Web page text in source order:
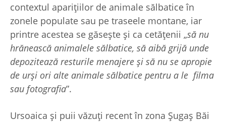
contextul aparițiilor de animale sălbatice în
zonele populate sau pe traseele montane, iar
printre acestea se găsește și ca cetățenii „să nu
hrănească animalele sălbatice, să aibă grijă unde
depozitează resturile menajere şi să nu se apropie
de urși ori alte animale sălbatice pentru a le filma
sau fotografia”.
Ursoaica și puii văzuți recent în zona Șugaș Băi